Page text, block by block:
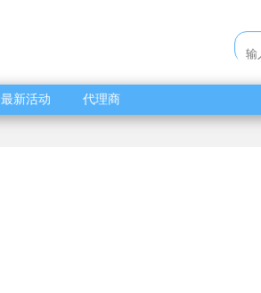
最新活动 代理商